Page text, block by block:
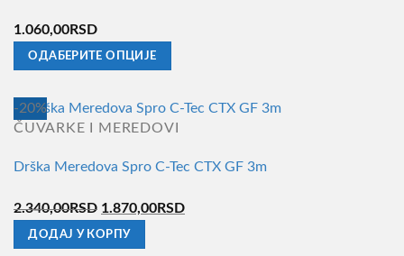
могу
бити
на
страници
1.060,00RSD
ОДАБЕРИТЕ ОПЦИЈЕ
производ
има
варијанти.
могу
бити
-20%
ČUVARKE I MEREDOVI
Drška Meredova Spro C-Tec CTX GF 3m
2.340,00RSD Оригинална
цена
је
1.870,00RSDТренутна
ДОДАЈ У КОРПУ